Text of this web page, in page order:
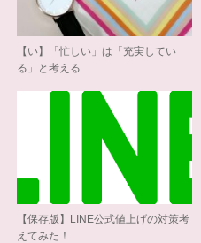
【い】「忙しい」は「充実してい
る」と考える
【保存版】LINE公式値上げの対策考
えてみた！